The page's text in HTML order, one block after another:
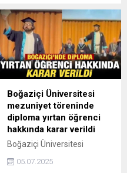
Abdulbaki Öncel (49) ile oğlu
Özcan (23) ve yeğeni
Abdulkadir Öncel (43),
toprağa verildi. Olaya ilişkin
başlatılan soruşturma
kapsamında 24 kişi
gözaltına alındı.
Boğaziçi Üniversitesi
mezuniyet töreninde
diploma yırtan öğrenci
hakkında karar verildi
Boğaziçi Üniversitesi
diplomasını yırtan ve "halkı
05.07.2025